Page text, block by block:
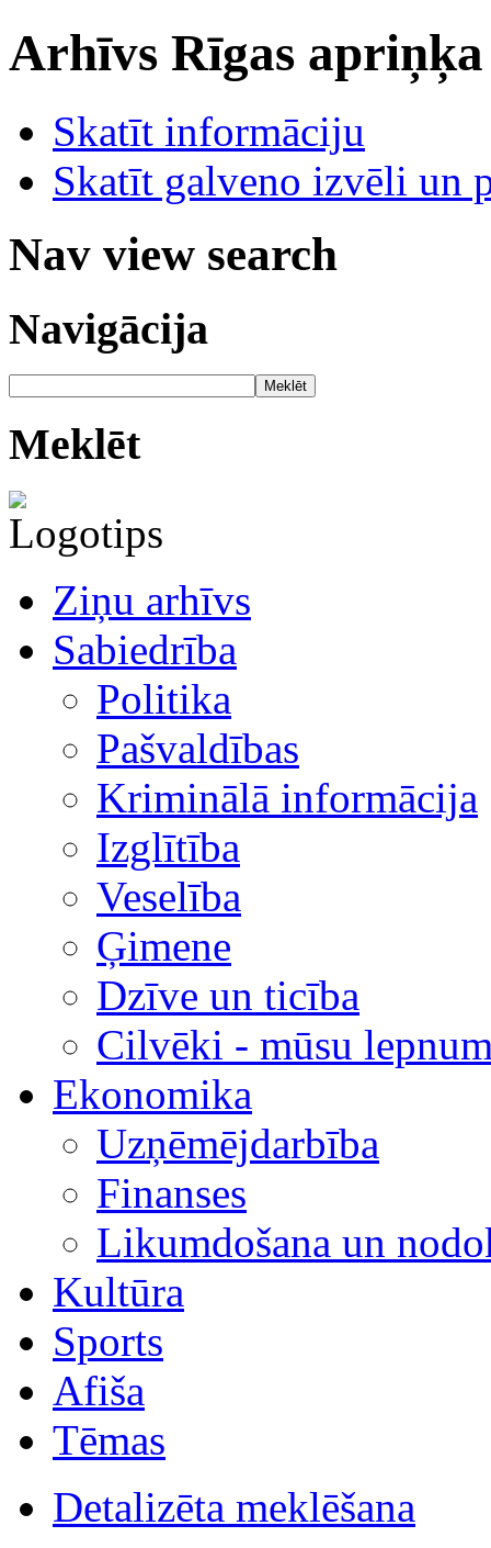
Arhīvs Rīgas
Skatīt informāciju
Skatīt galveno izvēli un
Nav view search
Navigācija
Meklēt
Meklēt
Ziņu arhīvs
Sabiedrība
Politika
Pašvaldības
Kriminālā informācija
Izglītība
Veselība
Ģimene
Dzīve un ticība
Cilvēki - mūsu
Ekonomika
Uzņēmējdarbība
Finanses
Likumdošana un
Kultūra
Sports
Afiša
Tēmas
Detalizēta meklēšana